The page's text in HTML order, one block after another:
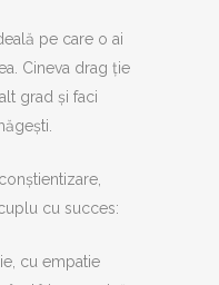
pe care o ai
Cineva drag ție
grad și faci
cu succes:
cu empatie